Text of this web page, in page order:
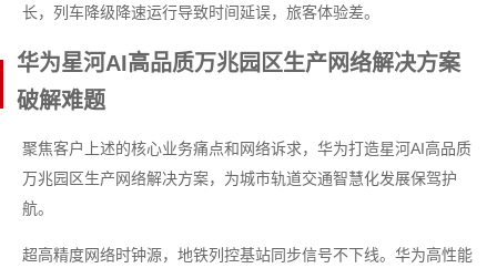
长，列车降级降速运行导致时间延误，旅客体验差。
华为星河AI高品质万兆园区生产网络解决方案
破解难题
聚焦客户上述的核心业务痛点和网络诉求，华为打造星河AI高品质
万兆园区生产网络解决方案，为城市轨道交通智慧化发展保驾护
航。
超高精度网络时钟源，地铁列控基站同步信号不下线。华为高性能